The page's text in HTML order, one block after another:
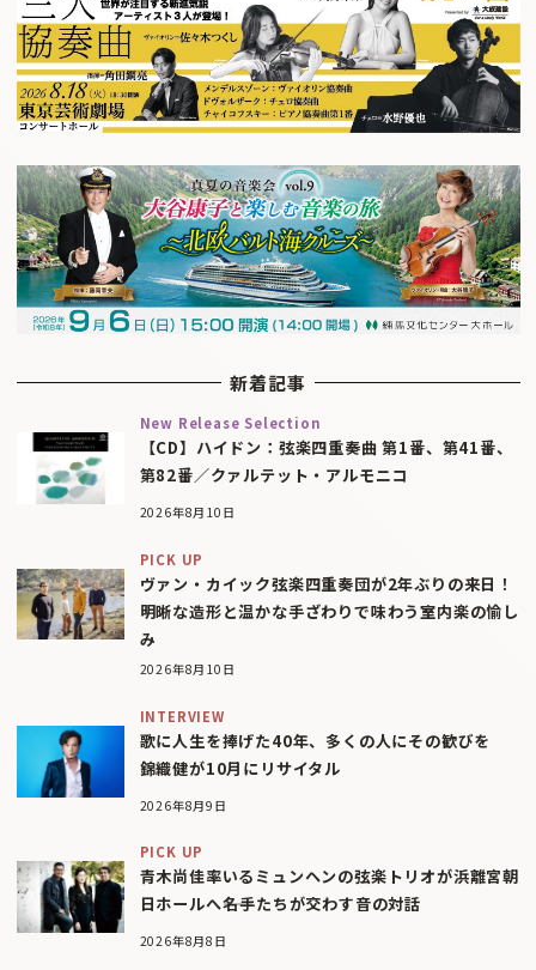
新着記事
New Release Selection
【CD】ハイドン：弦楽四重奏曲 第1番、第41番、
第82番／クァルテット・アルモニコ
2026年8月10日
PICK UP
ヴァン・カイック弦楽四重奏団が2年ぶりの来日！
明晰な造形と温かな手ざわりで味わう室内楽の愉し
み
2026年8月10日
INTERVIEW
歌に人生を捧げた40年、多くの人にその歓びを
錦織健が10月にリサイタル
2026年8月9日
PICK UP
青木尚佳率いるミュンヘンの弦楽トリオが浜離宮朝
日ホールへ――名手たちが交わす音の対話
2026年8月8日